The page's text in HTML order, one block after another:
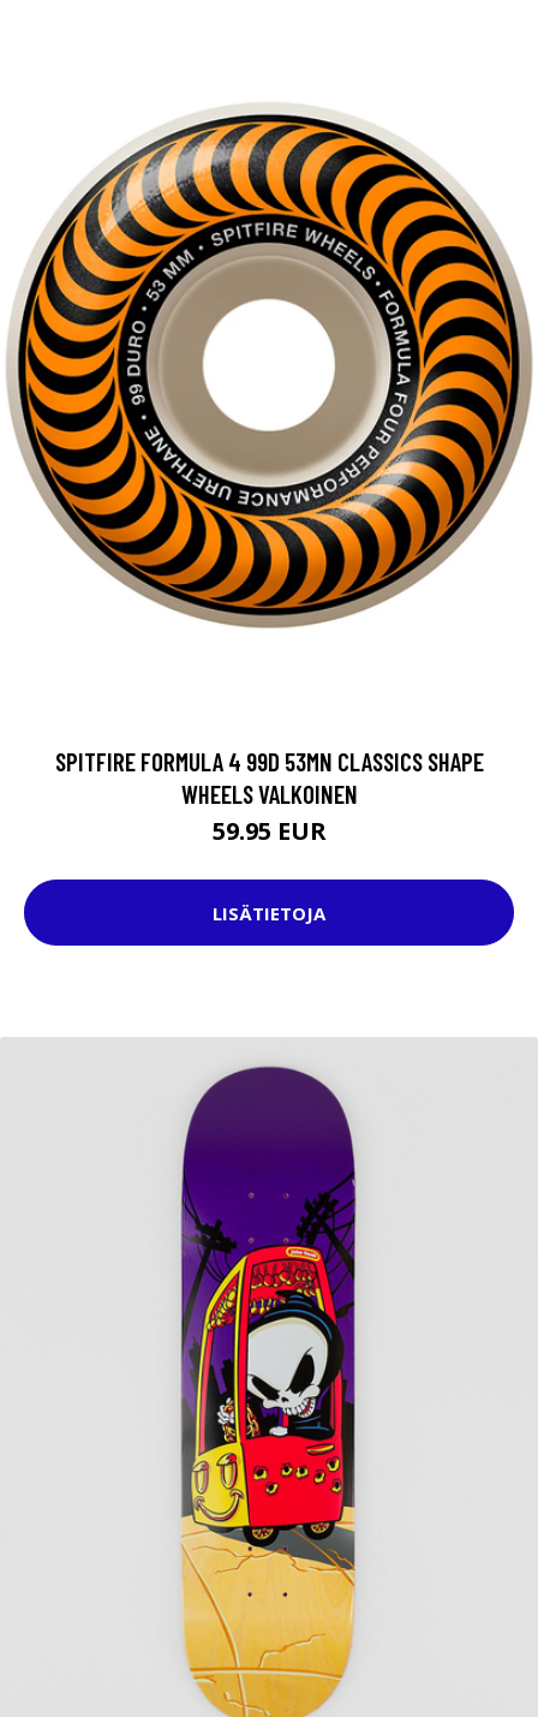
SPITFIRE FORMULA 4 99D 53MN CLASSICS SHAPE
WHEELS VALKOINEN
59.95 EUR
LISÄTIETOJA